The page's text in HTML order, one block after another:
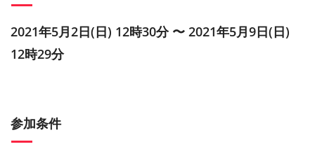
2021年5月2日(日) 12時30分 〜 2021年5月9日(日)
12時29分
参加条件